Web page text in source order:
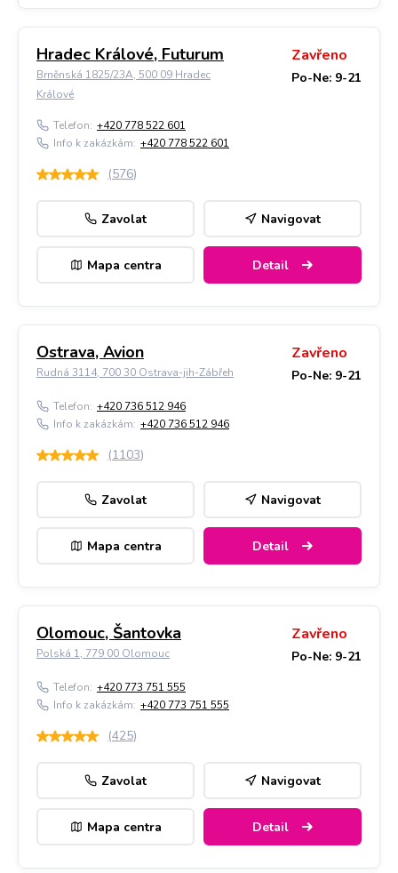
Hradec Králové, Futurum
Brněnská 1825/23A, 500 09 Hradec
Králové
Zavřeno
Po-Ne: 9-21
Telefon: +420 778 522 601
Info k zakázkám: +420 778 522 601
(576)
Zavolat Navigovat
Mapa centra Detail
Ostrava, Avion
Rudná 3114, 700 30 Ostrava-jih-Zábřeh
Zavřeno
Po-Ne: 9-21
Telefon: +420 736 512 946
Info k zakázkám: +420 736 512 946
(1103)
Zavolat Navigovat
Mapa centra Detail
Olomouc, Šantovka
Polská 1, 779 00 Olomouc
Zavřeno
Po-Ne: 9-21
Telefon: +420 773 751 555
Info k zakázkám: +420 773 751 555
(425)
Zavolat Navigovat
Mapa centra Detail